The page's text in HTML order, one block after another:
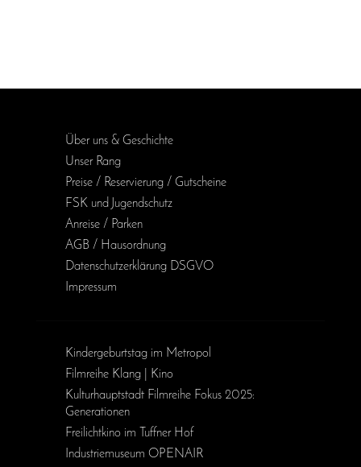
Über uns & Geschichte
Unser Rang
Preise / Reservierung / Gutscheine
FSK und Jugendschutz
Anreise / Parken
AGB / Haus­ordnung
Daten­schutz­erklärung DSGVO
Impressum
Kinder­geburts­tag im Metropol
Filmreihe Klang | Kino
Kulturhauptstadt Filmreihe Fokus 2025:
Generationen
Freilichtkino im Tuffner Hof
Industriemuseum OPENAIR